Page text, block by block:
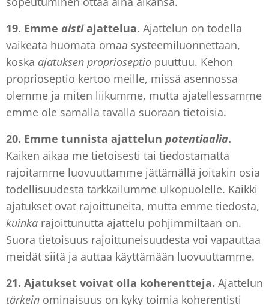
19. Emme aistiajattelua. Ajattelun on todella
vaikeata huomata omaa systeemiluonnettaan,
koska ajatuksen proprioseptio puuttuu. Kehon
proprioseptio kertoo meille, missä asennossa
olemme ja miten liikumme, mutta ajatellessamme
emme ole samalla tavalla suoraan tietoisia.
20. Emme tunnista ajattelun potentiaalia.
Kaiken aikaa me tietoisesti tai tiedostamatta
rajoitamme luovuuttamme jättämällä joitakin osia
todellisuudesta tarkkailumme ulkopuolelle. Kaikki
ajatukset ovat rajoittuneita, mutta emme tiedosta,
kuinka rajoittunutta ajattelu pohjimmiltaan on.
Suora tietoisuus rajoittuneisuudesta voi vapauttaa
meidät siitä ja auttaa käyttämään luovuuttamme.
21. Ajatukset voivat olla koherentteja. Ajattelun
tärkein ominaisuus on kyky toimia koherentisti